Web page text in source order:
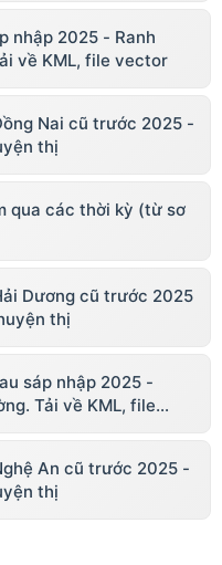
nhập 2025 - Ranh
về KML, file vector
Nai cũ trước 2025 -
thị
qua các thời kỳ (từ sơ
Dương cũ trước 2025
thị
sáp nhập 2025 -
Tải về KML, file
An cũ trước 2025 -
thị